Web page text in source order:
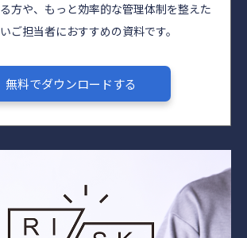
る方や、もっと効率的な管理体制を整えた
いご担当者におすすめの資料です。
無料でダウンロードする